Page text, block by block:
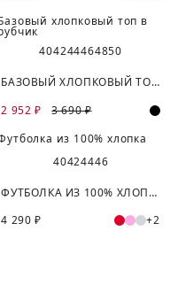
404244464850
БАЗОВЫЙ ХЛОПКОВЫЙ ТОП В РУБЧИК
2 952 ₽
3 690 ₽
40424446
ФУТБОЛКА ИЗ 100% ХЛОПКА
4 290 ₽
+2